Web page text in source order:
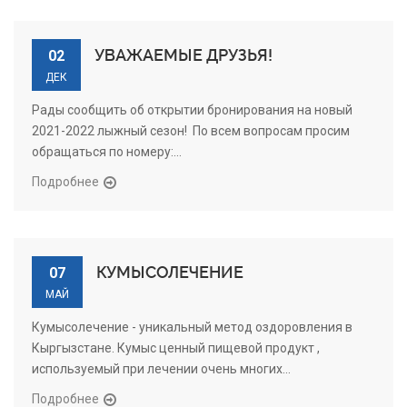
02
ДЕК
УВАЖАЕМЫЕ ДРУЗЬЯ!
Рады сообщить об открытии бронирования на новый
2021-2022 лыжный сезон! По всем вопросам просим
обращаться по номеру:...
Подробнее
07
МАЙ
КУМЫСОЛЕЧЕНИЕ
Кумысолечение - уникальный метод оздоровления в
Кыргызстане. Кумыс ценный пищевой продукт ,
используемый при лечении очень многих...
Подробнее